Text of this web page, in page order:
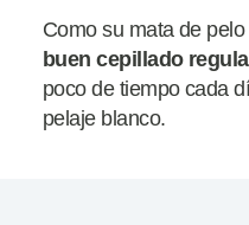
Como su mata de
buen cepillado
poco de tiempo cada
pelaje blanco.